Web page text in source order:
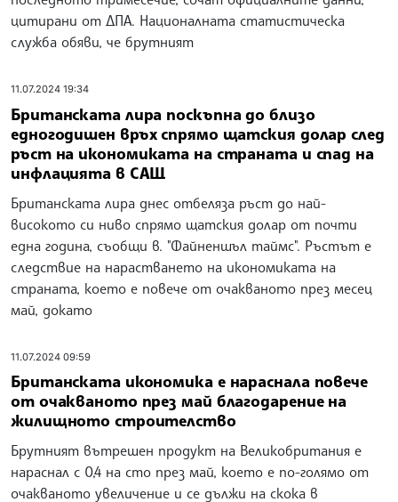
цитирани от ДПА. Националната статистическа
служба обяви, че брутният
11.07.2024 19:34
Британската лира поскъпна до близо
едногодишен връх спрямо щатския долар след
ръст на икономиката на страната и спад на
инфлацията в САЩ
Британската лира днес отбеляза ръст до най-
високото си ниво спрямо щатския долар от почти
една година, съобщи в. "Файненшъл таймс". Ръстът е
следствие на нарастването на икономиката на
страната, което е повече от очакваното през месец
май, докато
11.07.2024 09:59
Британската икономика е нараснала повече
от очакваното през май благодарение на
жилищното строителство
Брутният вътрешен продукт на Великобритания е
нараснал с 0,4 на сто през май, което е по-голямо от
очакваното увеличение и се дължи на скока в